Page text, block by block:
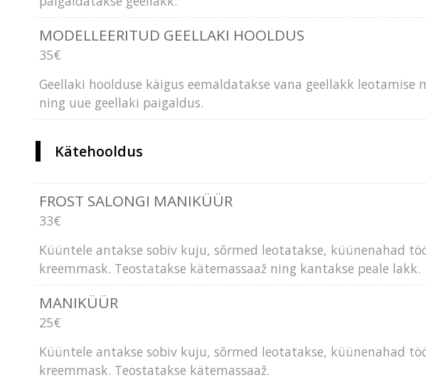
MODELLEERITUD GEELLAKI HOOLDUS
35€
Geellaki hoolduse käigus eemaldatakse vana geellakk
ning uue geellaki paigaldus.
Kätehooldus
FROST SALONGI MANIKÜÜR
33€
Küüntele antakse sobiv kuju, sõrmed leotatakse, küünenahad
kreemmask. Teostatakse kätemassaaž ning kantakse peale lakk.
MANIKÜÜR
25€
Küüntele antakse sobiv kuju, sõrmed leotatakse, küünenahad
kreemmask. Teostatakse kätemassaaž.